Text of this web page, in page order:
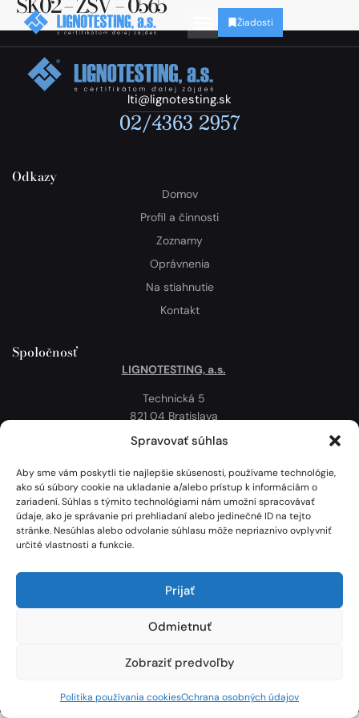
Spravovať súhlas
Aby sme vám poskytli tie najlepšie skúsenosti, používame technológie,
ako sú súbory cookie na ukladanie a/alebo prístup k informáciám o
zariadení. Súhlas s týmito technológiami nám umožní spracovávať
údaje, ako je správanie pri prehliadaní alebo jedinečné ID na tejto
stránke. Nesúhlas alebo odvolanie súhlasu môže nepriaznivo ovplyvniť
určité vlastnosti a funkcie.
Prijať
Odmietnuť
Zobraziť predvoľby
Politika používania cookiesOchrana osobných údajov
Žiadosti
lti@lignotesting.sk
02/4363 2957
Odkazy
Domov
Profil a činnosti
Zoznamy
Oprávnenia
Na stiahnutie
Kontakt
Spoločnosť
LIGNOTESTING, a.s.
Technická 5
821 04 Bratislava
Slovenská republika
Politika používania cookies
Mapa
Lignotesting, a. s. © 2024 | Všetky práva vyhradené. | Vytvoril: Marek Heinfarth.